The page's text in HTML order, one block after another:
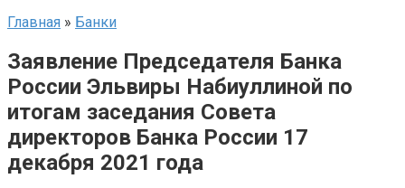
Главная » Банки
Заявление Председателя Банка
России Эльвиры Набиуллиной по
итогам заседания Совета
директоров Банка России 17
декабря 2021 года